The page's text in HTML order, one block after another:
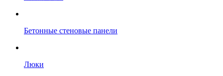
Бетонные стеновые панели
Люки